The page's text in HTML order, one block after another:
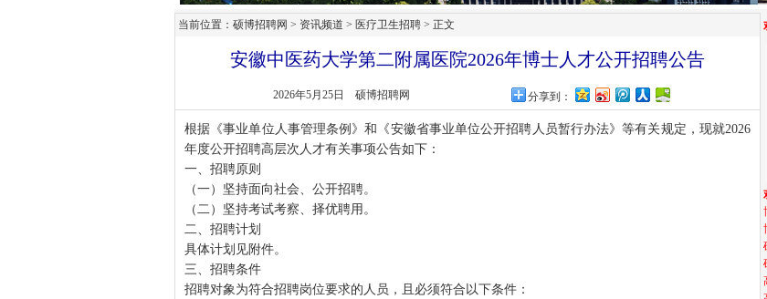
当前位置：硕博招聘网 > 资讯频道 > 医疗卫生招聘 > 正文
安徽中医药大学第二附属医院2026年博士人才公开招聘公告
2026年5月25日 硕博招聘网 分享到：
根据《事业单位人事管理条例》和《安徽省事业单位公开招聘人员暂行办法》等有关规定，现就2026
年度公开招聘高层次人才有关事项公告如下：
一、招聘原则
（一）坚持面向社会、公开招聘。
（二）坚持考试考察、择优聘用。
二、招聘计划
具体计划见附件。
三、招聘条件
招聘对象为符合招聘岗位要求的人员，且必须符合以下条件：